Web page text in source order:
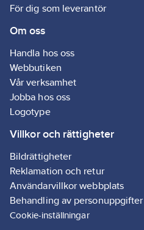
Ean
634240145230
Materialklass
För dig som leverantör
Om oss
Handla hos oss
Webbutiken
Vår verksamhet
Jobba hos oss
Logotype
Villkor och rättigheter
Bildrättigheter
Reklamation och retur
Användarvillkor webbplats
Behandling av personuppgifter
Cookie-inställningar